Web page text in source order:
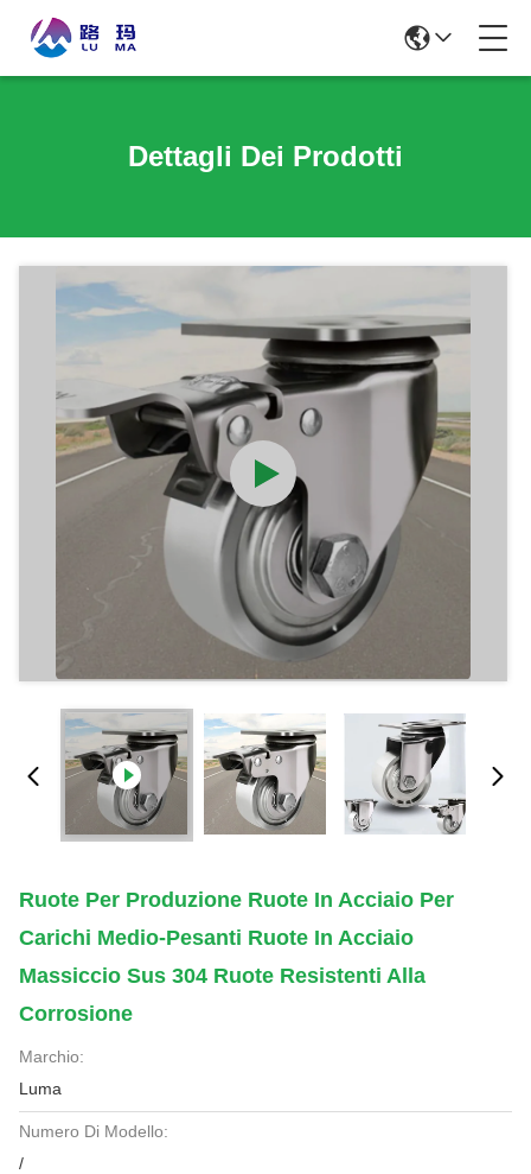
Dettagli Dei Prodotti
Ruote Per Produzione Ruote In Acciaio Per
Carichi Medio-Pesanti Ruote In Acciaio
Massiccio Sus 304 Ruote Resistenti Alla
Corrosione
Marchio:
Luma
Numero Di Modello:
/